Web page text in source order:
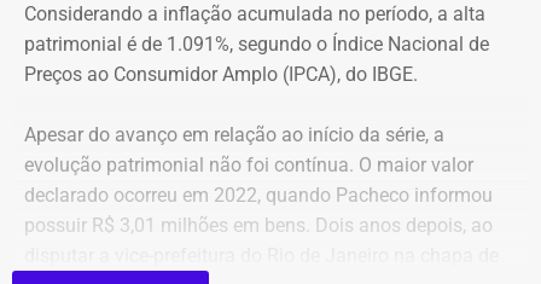
A atriz Cristiane Machado foi a primeira mulher no estado do Rio a receber
mil, uma chácara de R$ 400 mil, dois veículos que
somavam R$ 647,3 mil e participações societárias em
empresas do ramo de alimentação.
Em 2024, quando foi eleito vereador da cidade de Nova
Iguaçu, Elton Cristo declarou R$ 2.317.390,00 em bens,
incluindo um sítio avaliado em R$ 1,12 milhão, além de
um apartamento, outro imóvel rural, participação
societária e um veículo.
Considerando a inflação acumulada no período, a alta
patrimonial é de 1.091%, segundo o Índice Nacional de
Preços ao Consumidor Amplo (IPCA), do IBGE.
Apesar do avanço em relação ao início da série, a
evolução patrimonial não foi contínua. O maior valor
declarado ocorreu em 2022, quando Pacheco informou
possuir R$ 3,01 milhões em bens. Dois anos depois, ao